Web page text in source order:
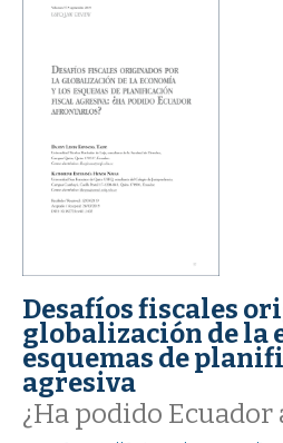
Desafíos fiscales
globalización de la
esquemas de
agresiva
¿Ha podido